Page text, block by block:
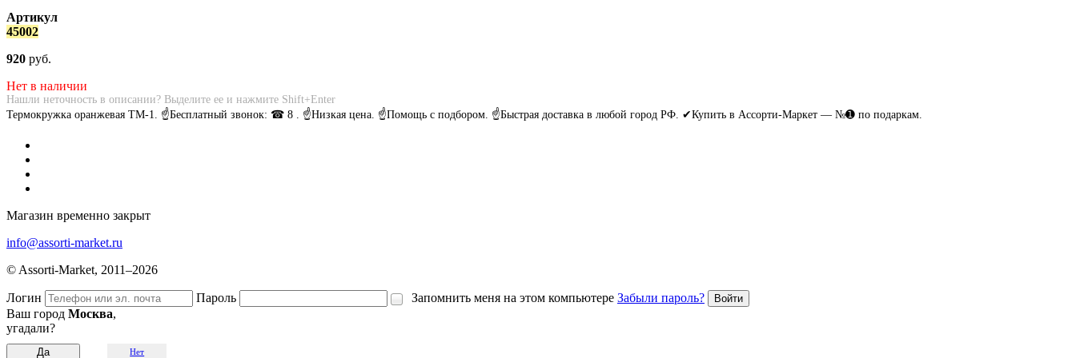
Артикул
45002
920 руб.
Нет в наличии
Нашли неточность в описании? Выделите ее и нажмите Shift+Enter
Термокружка оранжевая TM-1. ☝Бесплатный звонок: ☎ 8 . ☝Низкая цена. ☝Помощь с подбором. ☝Быстрая доставка в любой город РФ. ✔Купить в Ассорти-Маркет — №➊ по подаркам.
Магазин временно закрыт
info@assorti-market.ru
© Assorti-Market, 2011–2026
Логин Пароль Запомнить меня на этом компьютере Забыли пароль?
Ваш город Москва,
угадали?
Нет